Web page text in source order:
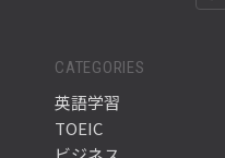
CATEGORIES
英語学習
TOEIC